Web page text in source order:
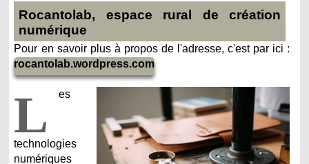
Rocantolab, espace rural de création
numérique
Pour en savoir plus à propos de l'adresse, c'est par ici :
rocantolab.wordpress.com
L es
technologies
numériques